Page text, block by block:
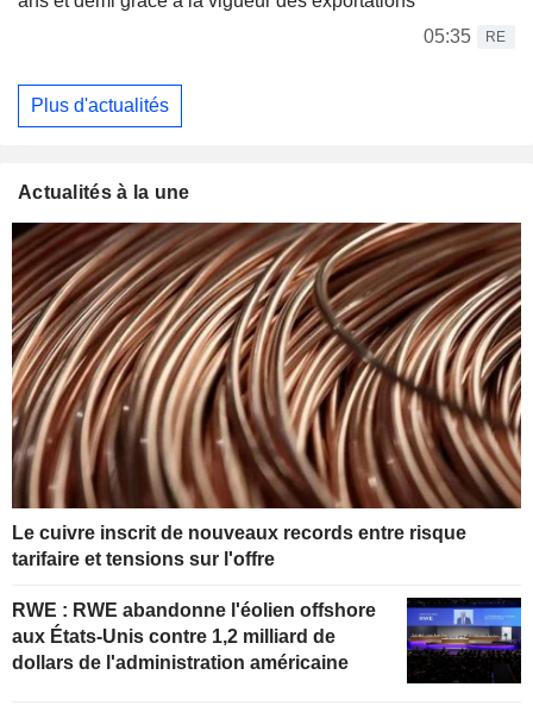
05:35
RE
Plus d'actualités
Actualités à la une
Le cuivre inscrit de nouveaux records entre risque
tarifaire et tensions sur l'offre
RWE : RWE abandonne l'éolien offshore
aux États-Unis contre 1,2 milliard de
dollars de l'administration américaine